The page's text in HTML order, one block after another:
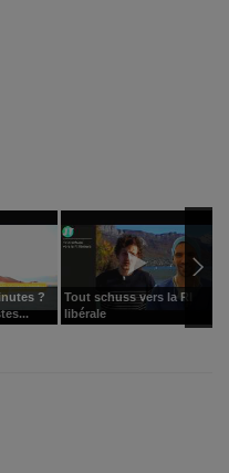
?
Tout schuss vers la RI
libérale